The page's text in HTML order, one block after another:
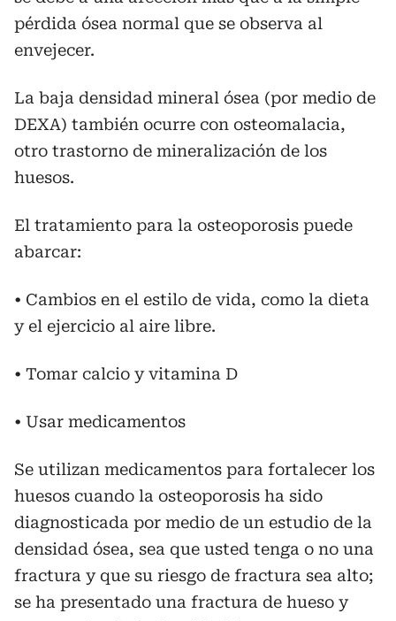
pérdida ósea normal que se observa al
envejecer.
La baja densidad mineral ósea (por medio de
DEXA) también ocurre con osteomalacia,
otro trastorno de mineralización de los
huesos.
El tratamiento para la osteoporosis puede
abarcar:
• Cambios en el estilo de vida, como la dieta
y el ejercicio al aire libre.
• Tomar calcio y vitamina D
• Usar medicamentos
Se utilizan medicamentos para fortalecer los
huesos cuando la osteoporosis ha sido
diagnosticada por medio de un estudio de la
densidad ósea, sea que usted tenga o no una
fractura y que su riesgo de fractura sea alto;
se ha presentado una fractura de hueso y